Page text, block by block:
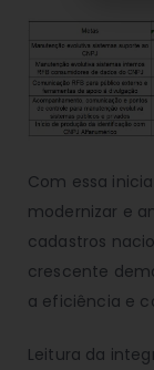
Com essa
modernizar e
cadastros
crescente
a eficiência e
Leitura da